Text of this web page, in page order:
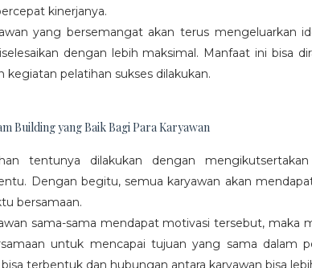
kinerjanya.
yang bersemangat akan terus mengeluarkan
dengan lebih maksimal. Manfaat ini bisa
kegiatan pelatihan sukses dilakukan.
Building yang Baik Bagi Para Karyawan
tentunya dilakukan dengan
Dengan begitu, semua karyawan akan
bersamaan.
sama-sama mendapat motivasi tersebut,
untuk mencapai tujuan yang sama dalam
terbentuk dan hubungan antara karyawan bisa